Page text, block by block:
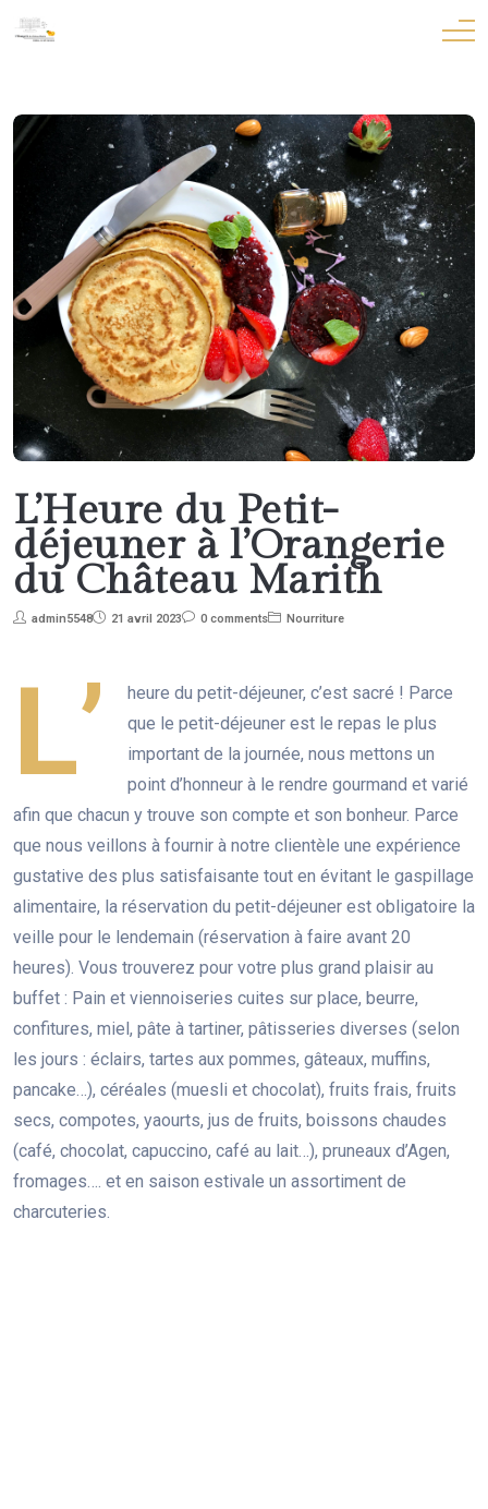
L’Heure du Petit-
déjeuner à l’Orangerie
du Château Marith
admin5548 21 avril 2023 0 comments Nourriture
L’
heure du petit-déjeuner, c’est sacré ! Parce
que le petit-déjeuner est le repas le plus
important de la journée, nous mettons un
point d’honneur à le rendre gourmand et varié
afin que chacun y trouve son compte et son bonheur. Parce
que nous veillons à fournir à notre clientèle une expérience
gustative des plus satisfaisante tout en évitant le gaspillage
alimentaire, la réservation du petit-déjeuner est obligatoire la
veille pour le lendemain (réservation à faire avant 20
heures). Vous trouverez pour votre plus grand plaisir au
buffet : Pain et viennoiseries cuites sur place, beurre,
confitures, miel, pâte à tartiner, pâtisseries diverses (selon
les jours : éclairs, tartes aux pommes, gâteaux, muffins,
pancake…), céréales (muesli et chocolat), fruits frais, fruits
secs, compotes, yaourts, jus de fruits, boissons chaudes
(café, chocolat, capuccino, café au lait…), pruneaux d’Agen,
fromages…. et en saison estivale un assortiment de
charcuteries.